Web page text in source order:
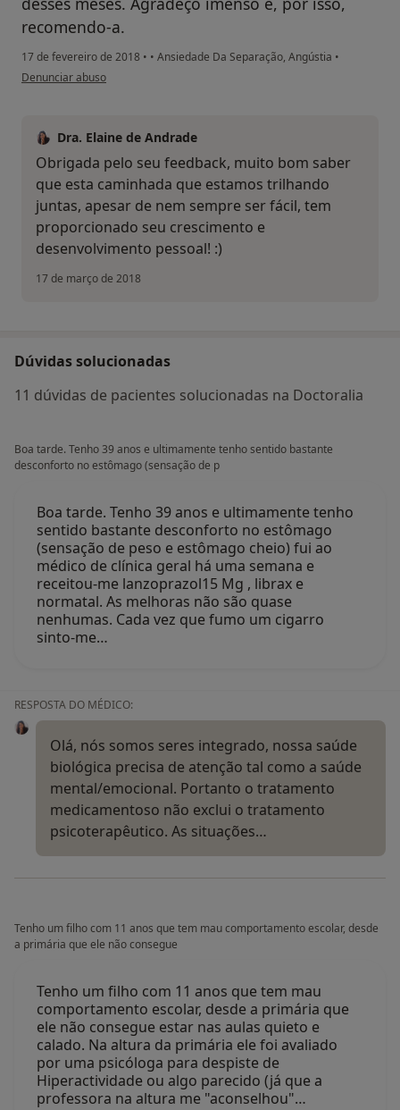
recomendo-a.
17 de fevereiro de 2018 • • Ansiedade Da Separação, Angústia •
na opinião do utilizador Conta eliminada
Denunciar abuso
Dra. Elaine de Andrade
Obrigada pelo seu feedback, muito bom saber
que esta caminhada que estamos trilhando
juntas, apesar de nem sempre ser fácil, tem
proporcionado seu crescimento e
desenvolvimento pessoal! :)
17 de março de 2018
Dúvidas solucionadas
11 dúvidas de pacientes solucionadas na Doctoralia
Boa tarde. Tenho 39 anos e ultimamente tenho sentido bastante
desconforto no estômago (sensação de p
Boa tarde. Tenho 39 anos e ultimamente tenho
sentido bastante desconforto no estômago
(sensação de peso e estômago cheio) fui ao
médico de clínica geral há uma semana e
receitou-me lanzoprazol15 Mg , librax e
normatal. As melhoras não são quase
nenhumas. Cada vez que fumo um cigarro
sinto-me…
RESPOSTA DO MÉDICO:
Olá, nós somos seres integrado, nossa saúde
biológica precisa de atenção tal como a saúde
mental/emocional. Portanto o tratamento
medicamentoso não exclui o tratamento
psicoterapêutico. As situações…
Tenho um filho com 11 anos que tem mau comportamento escolar, desde
a primária que ele não consegue
Tenho um filho com 11 anos que tem mau
comportamento escolar, desde a primária que
ele não consegue estar nas aulas quieto e
calado. Na altura da primária ele foi avaliado
por uma psicóloga para despiste de
Hiperactividade ou algo parecido (já que a
professora na altura me "aconselhou"…